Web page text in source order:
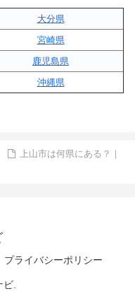
大分県
宮崎県
鹿児島県
沖縄県
上山市は何県にある？｜
プライバシーポリシー
.